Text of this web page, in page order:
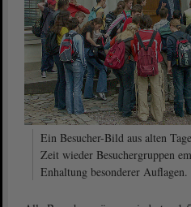
Ein Besucher-Bild aus alten
Zeit wieder Besuchergruppen
Enhaltung besonderer